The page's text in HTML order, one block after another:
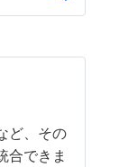
ど、その
合できま